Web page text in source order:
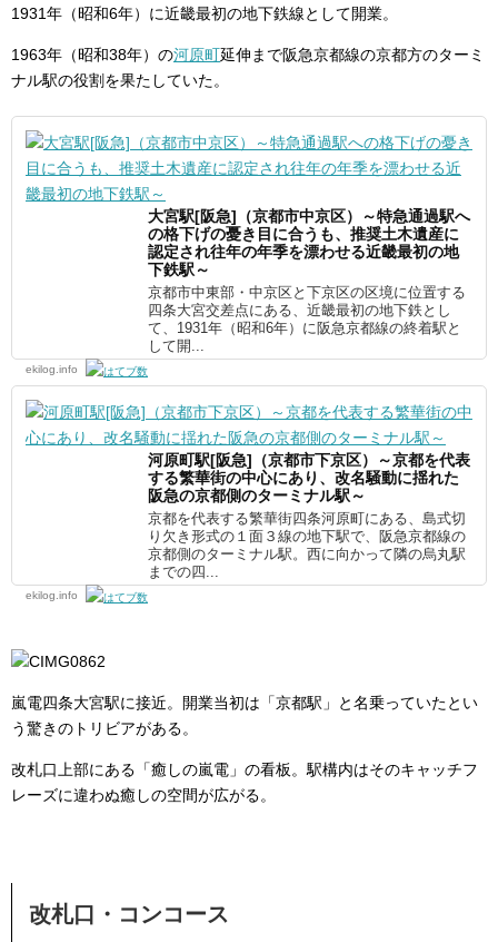
1931年（昭和6年）に近畿最初の地下鉄線として開業。
1963年（昭和38年）の河原町延伸まで阪急京都線の京都方のターミ
ナル駅の役割を果たしていた。
大宮駅[阪急]（京都市中京区）～特急通過駅へ
の格下げの憂き目に合うも、推奨土木遺産に
認定され往年の年季を漂わせる近畿最初の地
下鉄駅～
京都市中東部・中京区と下京区の区境に位置する
四条大宮交差点にある、近畿最初の地下鉄とし
て、1931年（昭和6年）に阪急京都線の終着駅と
して開...
ekilog.info
河原町駅[阪急]（京都市下京区）～京都を代表
する繁華街の中心にあり、改名騒動に揺れた
阪急の京都側のターミナル駅～
京都を代表する繁華街四条河原町にある、島式切
り欠き形式の１面３線の地下駅で、阪急京都線の
京都側のターミナル駅。西に向かって隣の烏丸駅
までの四...
ekilog.info
嵐電四条大宮駅に接近。開業当初は「京都駅」と名乗っていたとい
う驚きのトリビアがある。
改札口上部にある「癒しの嵐電」の看板。駅構内はそのキャッチフ
レーズに違わぬ癒しの空間が広がる。
改札口・コンコース